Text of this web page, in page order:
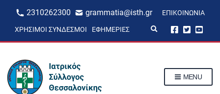
2310262300 grammatia@isth.gr ΕΠΙΚΟΙΝΩΝΊΑ
ΧΡΉΣΙΜΟΙ ΣΎΝΔΕΣΜΟΙ ΕΦΗΜΕΡΊΕΣ
p
MENU